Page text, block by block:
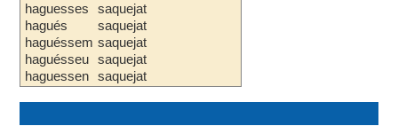
haguesses
hagués
haguéssem
haguésseu
haguessen
saquejat
saquejat
saquejat
saquejat
saquejat